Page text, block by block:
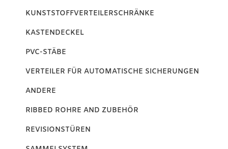
KUNSTSTOFFVERTEILERSCHRÄNKE
KASTENDECKEL
PVC-STÄBE
VERTEILER FÜR AUTOMATISCHE SICHERUNGEN
ANDERE
RIBBED ROHRE AND ZUBEHÖR
REVISIONSTÜREN